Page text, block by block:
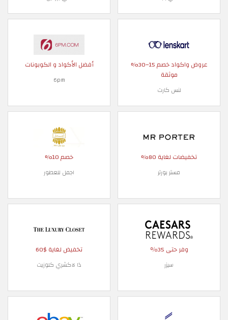
عروض واكواد خصم 15–30%
موثقة
لنس كارت
أفضل الأكواد و الكوبونات
6pm
تخفيضات لغاية 80%
مستر بورتر
خصم 10%
اجمل للعطور
وفر حتى 35٪
سيزر
تخفيض لغاية $60
ذا لاكشري كلوزيت